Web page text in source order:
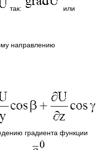
так: или
направлению
градиента функции